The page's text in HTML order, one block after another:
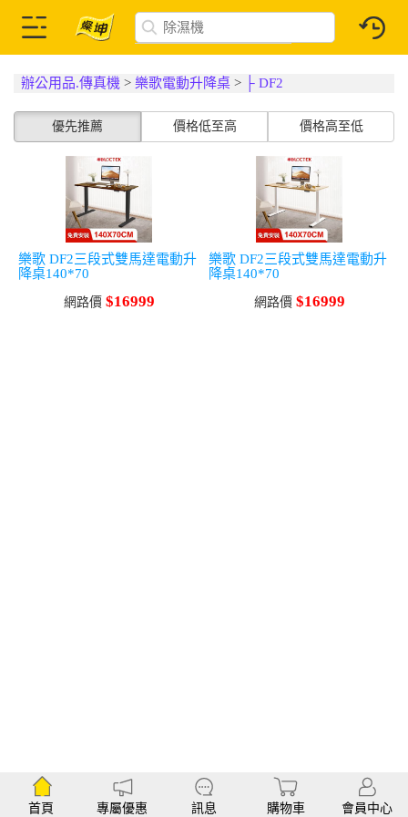
辦公用品.傳真機 >樂歌電動升降桌 > ├ DF2
優先推薦 價格低至高 價格高至低
樂歌 DF2三段式雙馬達電動升
降桌140*70
網路價 $16999
樂歌 DF2三段式雙馬達電動升
降桌140*70
網路價 $16999
首頁 專屬優惠 訊息 購物車 會員中心